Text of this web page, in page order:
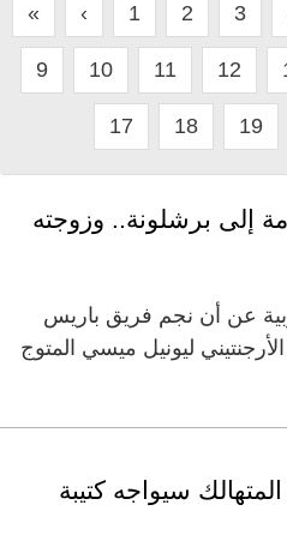
« ‹ 1 2 3
9 10 11 12
17 18 19
إلى برشلونة.. وزوجته
عن أن نجم فريق باريس
ليونيل ميسي المتوج
سيواجه كتيبة